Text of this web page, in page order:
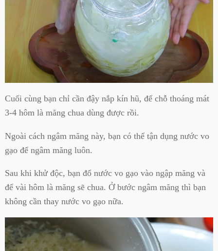
Cuối cùng bạn chỉ cần đậy nắp kín hũ, để chỗ thoáng mát
3-4 hôm là măng chua dùng được rồi.
Ngoài cách ngâm măng này, bạn có thể tận dụng nước vo
gạo để ngâm măng luôn.
Sau khi khử độc, bạn đổ nước vo gạo vào ngập măng và
để vài hôm là măng sẽ chua. Ở bước ngâm măng thì bạn
không cần thay nước vo gạo nữa.